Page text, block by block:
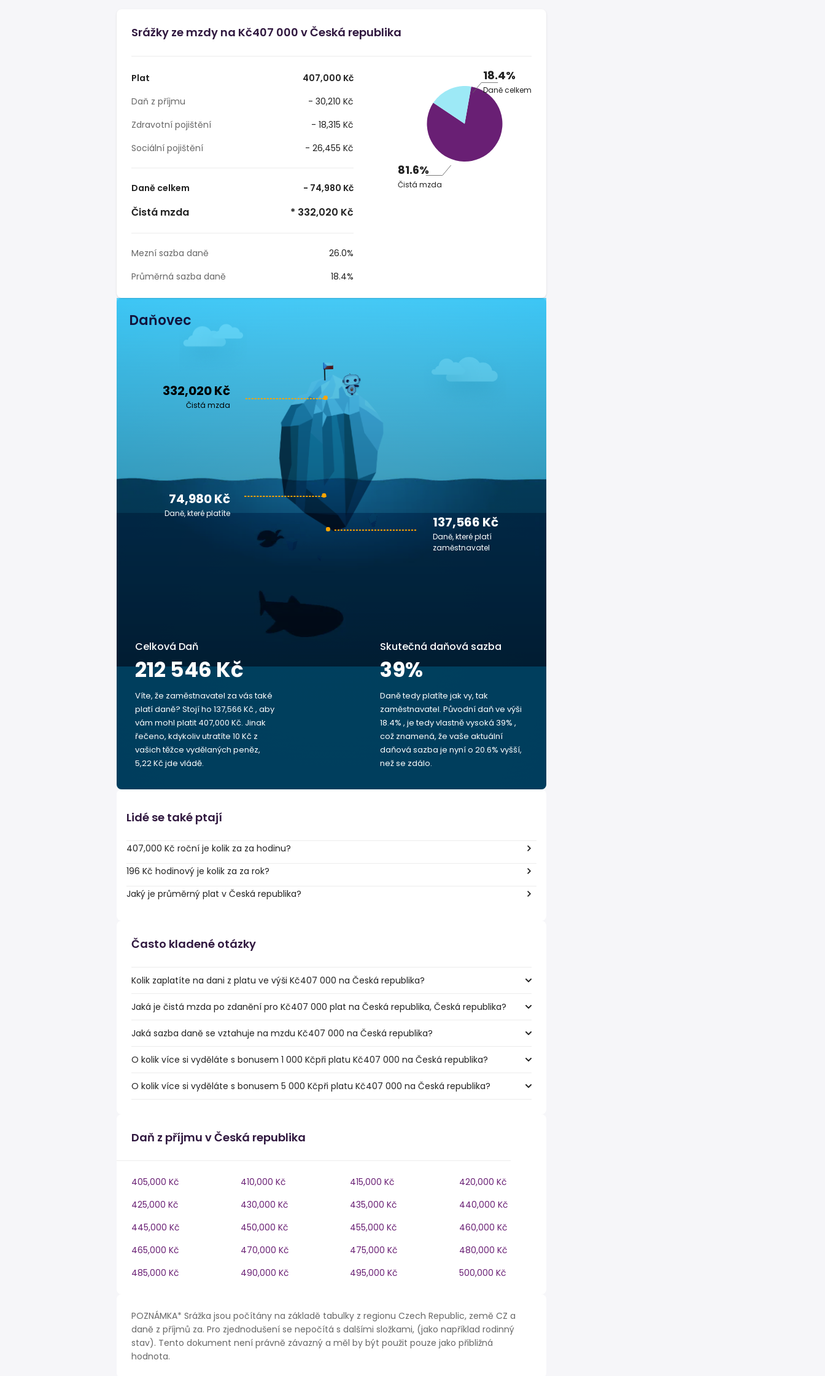
Srážky ze mzdy na Kč407 000 v Česká republika
Plat
407,000 Kč
Daň z příjmu
- 30,210 Kč
Zdravotní pojištění
- 18,315 Kč
Sociální pojištění
- 26,455 Kč
Daně celkem - 74,980 Kč
Čistá mzda * 332,020 Kč
Mezní sazba daně
26.0%
Průměrná sazba daně
18.4%
18.4%
Daně celkem
81.6%
Čistá mzda
Daňovec
332,020 Kč
Čistá mzda
137,566 Kč
Daně, které platí
zaměstnavatel
74,980 Kč
Daně, které platíte
Celková Daň
212 546 Kč
Víte, že zaměstnavatel za vás také
platí daně? Stojí ho 137,566 Kč , aby
vám mohl platit 407,000 Kč. Jinak
řečeno, kdykoliv utratíte 10 Kč z
vašich těžce vydělaných peněz,
5,22 Kč jde vládě.
Skutečná daňová sazba
39%
Daně tedy platíte jak vy, tak
zaměstnavatel. Původní daň ve výši
18.4% , je tedy vlastně vysoká 39% ,
což znamená, že vaše aktuální
daňová sazba je nyní o 20.6% vyšší,
než se zdálo.
Lidé se také ptají
407,000 Kč roční je kolik za za hodinu?
196 Kč hodinový je kolik za za rok?
Jaký je průměrný plat v Česká republika?
Často kladené otázky
Kolik zaplatíte na dani z platu ve výši Kč407 000 na Česká republika?
Jaká je čistá mzda po zdanění pro Kč407 000 plat na Česká republika, Česká republika?
Jaká sazba daně se vztahuje na mzdu Kč407 000 na Česká republika?
O kolik více si vyděláte s bonusem 1 000 Kčpři platu Kč407 000 na Česká republika?
O kolik více si vyděláte s bonusem 5 000 Kčpři platu Kč407 000 na Česká republika?
Daň z příjmu v Česká republika
405,000 Kč 410,000 Kč 415,000 Kč
420,000 Kč
425,000 Kč
430,000 Kč 435,000 Kč
440,000 Kč
445,000 Kč
450,000 Kč 455,000 Kč
460,000 Kč
465,000 Kč
470,000 Kč 475,000 Kč
480,000 Kč
485,000 Kč
490,000 Kč 495,000 Kč 500,000 Kč
POZNÁMKA* Srážka jsou počítány na základě tabulky z regionu Czech Republic, země CZ a
daně z příjmů za. Pro zjednodušení se nepočítá s dalšími složkami, (jako například rodinný
stav). Tento dokument není právně závazný a měl by být použit pouze jako přibližná
hodnota.